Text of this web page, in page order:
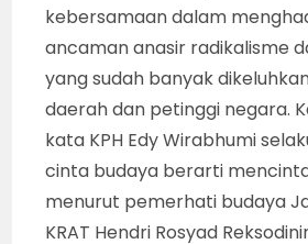
kebersamaan dalam
ancaman anasir radikalisme
yang sudah banyak
daerah dan petinggi negara.
kata KPH Edy Wirabhumi
cinta budaya berarti
menurut pemerhati budaya
KRAT Hendri Rosyad